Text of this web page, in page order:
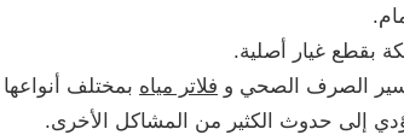
بقطع غيار أصلية.
الصرف الصحي و فلاتر مياه بمختلف أنواعها
إلى حدوث الكثير من المشاكل الأخرى.